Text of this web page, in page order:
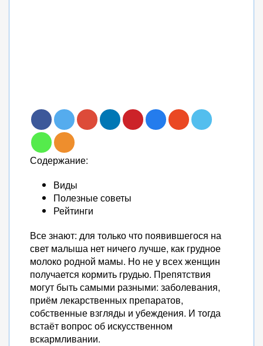
Содержание:
Виды
Полезные советы
Рейтинги
Все знают: для только что появившегося на
свет малыша нет ничего лучше, как грудное
молоко родной мамы. Но не у всех женщин
получается кормить грудью. Препятствия
могут быть самыми разными: заболевания,
приём лекарственных препаратов,
собственные взгляды и убеждения. И тогда
встаёт вопрос об искусственном
вскармливании.